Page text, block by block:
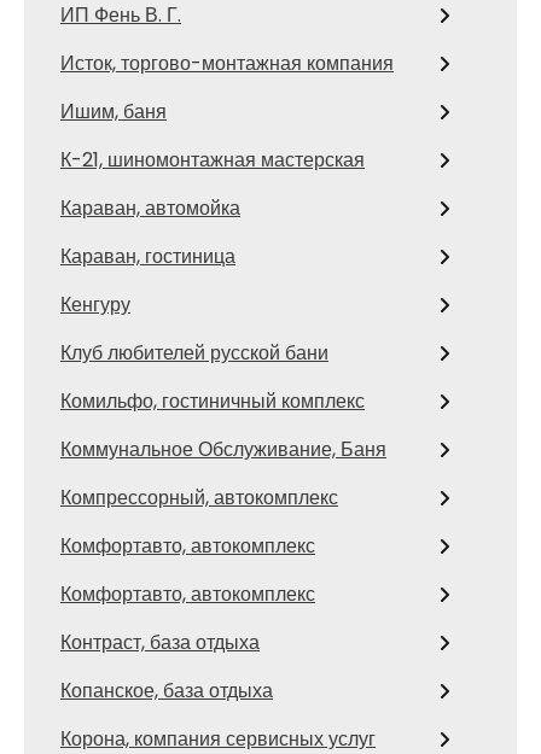
ИП Фень В. Г.
Исток, торгово-монтажная компания
Ишим, баня
К-21, шиномонтажная мастерская
Караван, автомойка
Караван, гостиница
Кенгуру
Клуб любителей русской бани
Комильфо, гостиничный комплекс
Коммунальное Обслуживание, Баня
Компрессорный, автокомплекс
Комфортавто, автокомплекс
Комфортавто, автокомплекс
Контраст, база отдыха
Копанское, база отдыха
Корона, компания сервисных услуг